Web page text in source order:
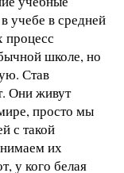
учебе в средней
процесс
школе, но
Став
Они живут
просто мы
с такой
их
у кого белая